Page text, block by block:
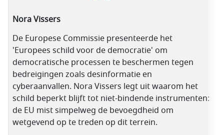
Nora Vissers
De Europese Commissie presenteerde het
'Europees schild voor de democratie' om
democratische processen te beschermen tegen
bedreigingen zoals desinformatie en
cyberaanvallen. Nora Vissers legt uit waarom het
schild beperkt blijft tot niet-bindende instrumenten:
de EU mist simpelweg de bevoegdheid om
wetgevend op te treden op dit terrein.